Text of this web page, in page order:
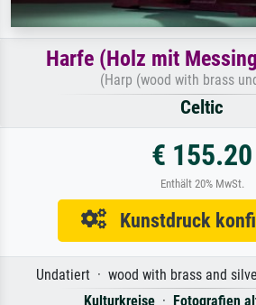
Harfe (Holz mit
(Harp (wood with brass
Celtic
€ 155.20
Enthält 20% MwSt.
Kunstdruck
Undatiert · wood with brass and
Kulturkreise· Fotografien